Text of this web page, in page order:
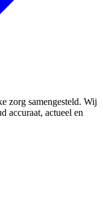
zorg samengesteld. Wij
accuraat, actueel en